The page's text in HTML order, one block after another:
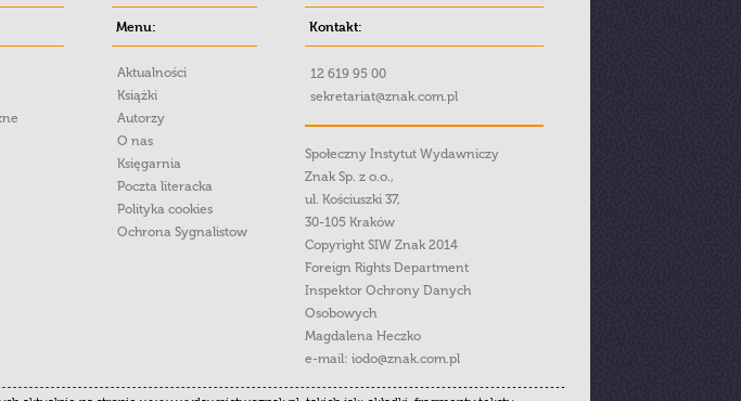
Menu:
Aktualności
Książki
Autorzy
O nas
Księgarnia
Poczta literacka
Polityka cookies
Ochrona Sygnalistow
Kontakt:
12 619 95 00
sekretariat@znak.com.pl
Społeczny Instytut Wydawniczy
Znak Sp. z o.o.,
ul. Kościuszki 37,
30-105 Kraków
Copyright SIW Znak 2014
Foreign Rights Department
Inspektor Ochrony Danych
Osobowych
Magdalena Heczko
e-mail: iodo@znak.com.pl